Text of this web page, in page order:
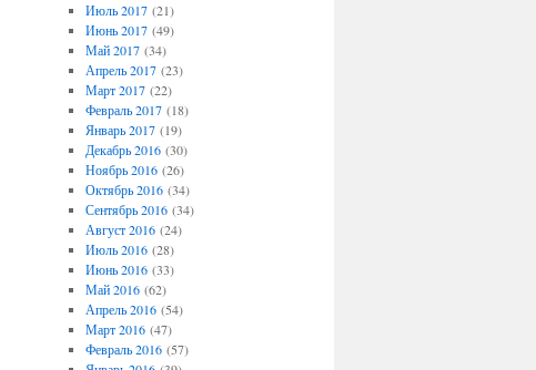
Июль 2017(21)
Июнь 2017(49)
Май 2017(34)
Апрель 2017(23)
Март 2017(22)
Февраль 2017(18)
Январь 2017(19)
Декабрь 2016(30)
Ноябрь 2016(26)
Октябрь 2016(34)
Сентябрь 2016(34)
Август 2016(24)
Июль 2016(28)
Июнь 2016(33)
Май 2016(62)
Апрель 2016(54)
Март 2016(47)
Февраль 2016(57)